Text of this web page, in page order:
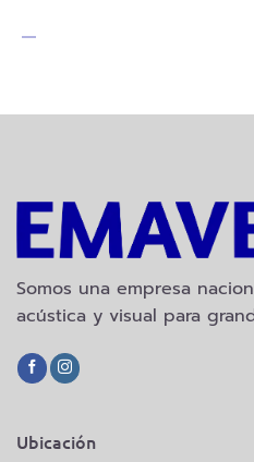
Somos una empresa
acústica y visual para
Ubicación